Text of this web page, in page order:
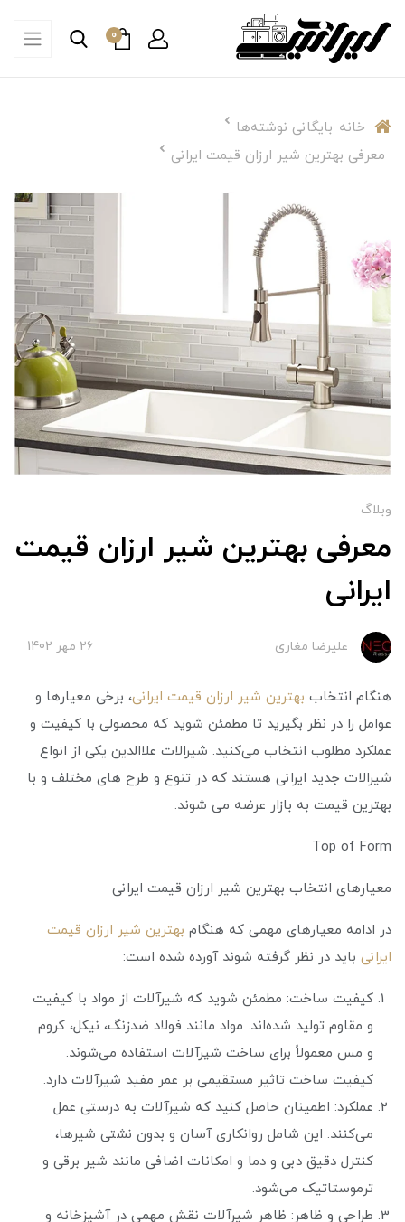
0
خانه بایگانی نوشته‌ها
معرفی بهترین شیر ارزان قیمت ایرانی
وبلاگ
معرفی بهترین شیر ارزان قیمت
ایرانی
علیرضا مغاری 26 مهر 1402
هنگام انتخاب بهترین شیر ارزان قیمت ایرانی، برخی معیارها و
عوامل را در نظر بگیرید تا مطمئن شوید که محصولی با کیفیت و
عملکرد مطلوب انتخاب می‌کنید. شیرالات علاالدین یکی از انواع
شیرالات جدید ایرانی هستند که در تنوع و طرح های مختلف و با
بهترین قیمت به بازار عرضه می شوند.
Top of Form
معیارهای انتخاب بهترین شیر ارزان قیمت ایرانی
در ادامه معیارهای مهمی که هنگام بهترین شیر ارزان قیمت
ایرانی باید در نظر گرفته شوند آورده شده است:
کیفیت ساخت: مطمئن شوید که شیرآلات از مواد با کیفیت
و مقاوم تولید شده‌اند. مواد مانند فولاد ضدزنگ، نیکل، کروم
و مس معمولاً برای ساخت شیرآلات استفاده می‌شوند.
کیفیت ساخت تاثیر مستقیمی بر عمر مفید شیرآلات دارد.
عملکرد: اطمینان حاصل کنید که شیرآلات به درستی عمل
می‌کنند. این شامل روانکاری آسان و بدون نشتی شیرها،
کنترل دقیق دبی و دما و امکانات اضافی مانند شیر برقی و
ترموستاتیک می‌شود.
طراحی و ظاهر: ظاهر شیرآلات نقش مهمی در آشپزخانه و